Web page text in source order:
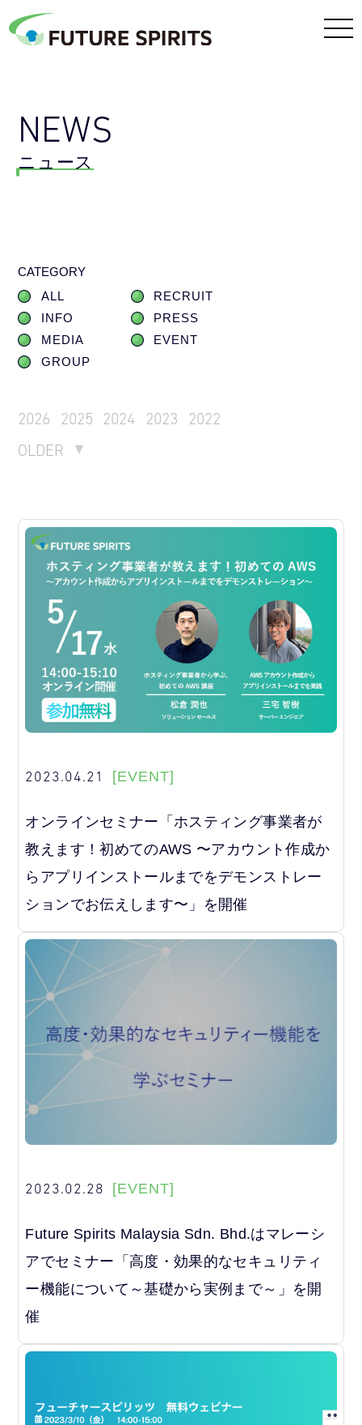
NEWS
ニュース
CATEGORY
ALL
RECRUIT
INFO
PRESS
MEDIA
EVENT
GROUP
2026 2025 2024 2023
2022
OLDER
2023.04.21 [EVENT]
オンラインセミナー「ホスティング事業者が
教えます！初めてのAWS 〜アカウント作成か
らアプリインストールまでをデモンストレー
ションでお伝えします〜」を開催
2023.02.28 [EVENT]
Future Spirits Malaysia Sdn. Bhd.はマレーシ
アでセミナー「高度・効果的なセキュリティ
ー機能について～基礎から実例まで～」を開
催